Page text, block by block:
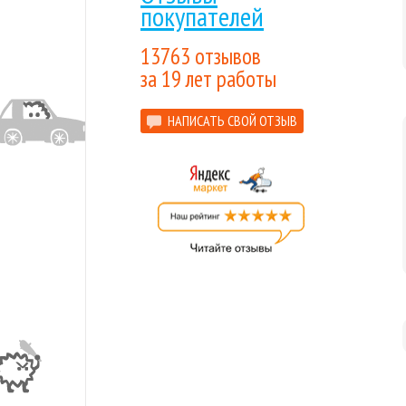
покупателей
13763 отзывов
за 19 лет работы
НАПИСАТЬ СВОЙ ОТЗЫВ